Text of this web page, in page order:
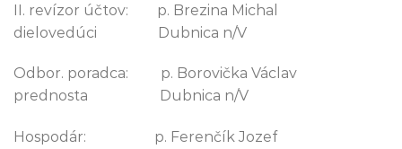
II. revízor účtov: p. Brezina Michal
dielovedúci Dubnica n/V
Odbor. poradca: p. Borovička Václav
prednosta Dubnica n/V
Hospodár: p. Ferenčík Jozef